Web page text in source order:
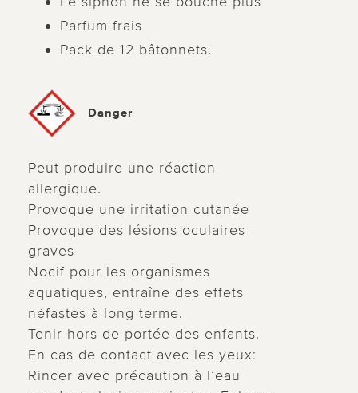
Parfum frais
Pack de 12 bâtonnets.
Danger
Peut produire une réaction
allergique.
Provoque une irritation cutanée
Provoque des lésions oculaires
graves
Nocif pour les organismes
aquatiques, entraîne des effets
néfastes à long terme.
Tenir hors de portée des enfants.
En cas de contact avec les yeux:
Rincer avec précaution à l’eau